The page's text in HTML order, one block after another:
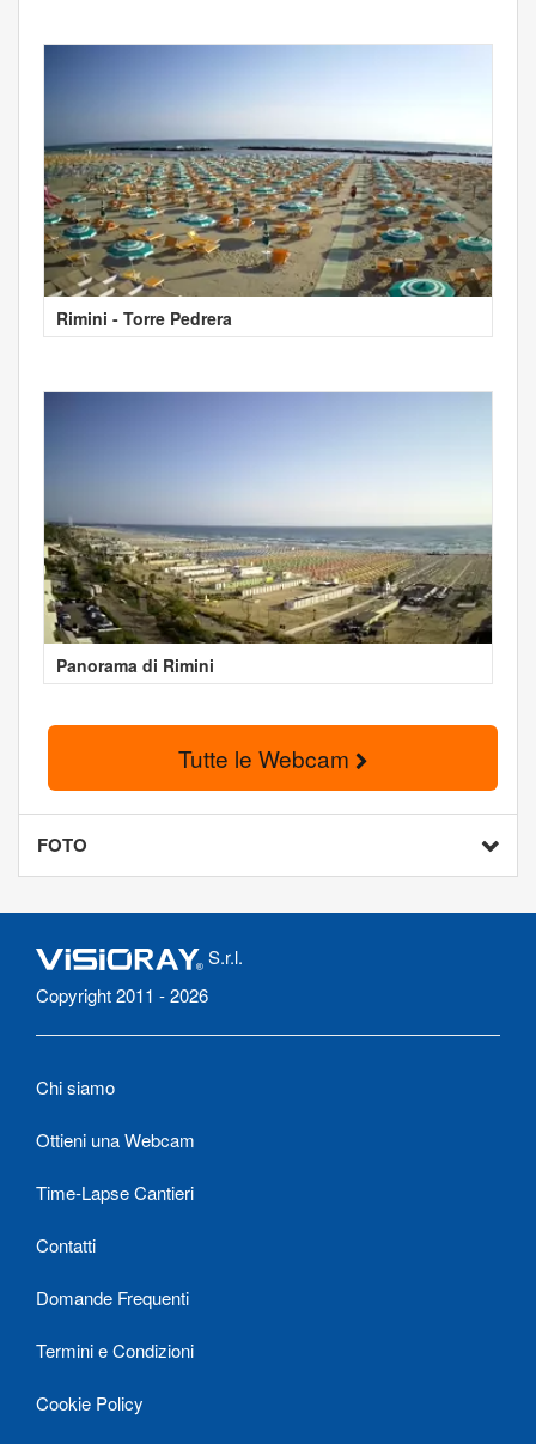
Rimini - Torre Pedrera
Panorama di Rimini
Tutte le Webcam
FOTO
S.r.l.
Copyright 2011 - 2026
Chi siamo
Ottieni una Webcam
Time-Lapse Cantieri
Contatti
Domande Frequenti
Termini e Condizioni
Cookie Policy